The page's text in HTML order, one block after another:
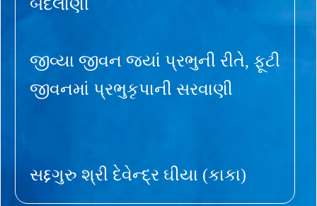
બદલાણી
જીવ્યા જીવન જ્યાં પ્રભુની રીતે, ફૂટી
જીવનમાં પ્રભુકૃપાની સરવાણી
સદ્દગુરુ શ્રી દેવેન્દ્ર ઘીયા (કાકા)